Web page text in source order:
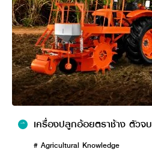
มีดเครื่องมือการเกษตรสำหรับกา
ผลผลิต หรือกำจัดวัชพืช ป้องกัน
จอบเครื่องมือการเกษตรสำหรับก
การขุดดินที่แข็ง และเกลี่ยหน้าดิน
ปลูก
เครื่องปลูกอ้อยตราช้าง ตัว
# Agricultural Knowledge